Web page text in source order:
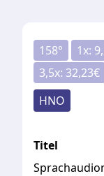
158° 1x:
3,5x: 32,23€
HNO
Titel